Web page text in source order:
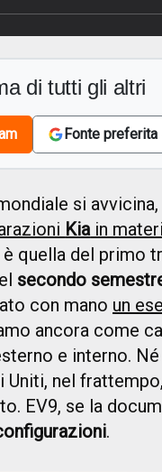
di tutti gli altri
Fonte preferita
si
Kiain
è quella del primo
secondo
con mano un
ancora come
e interno.
Uniti, nel
EV9, se la
.